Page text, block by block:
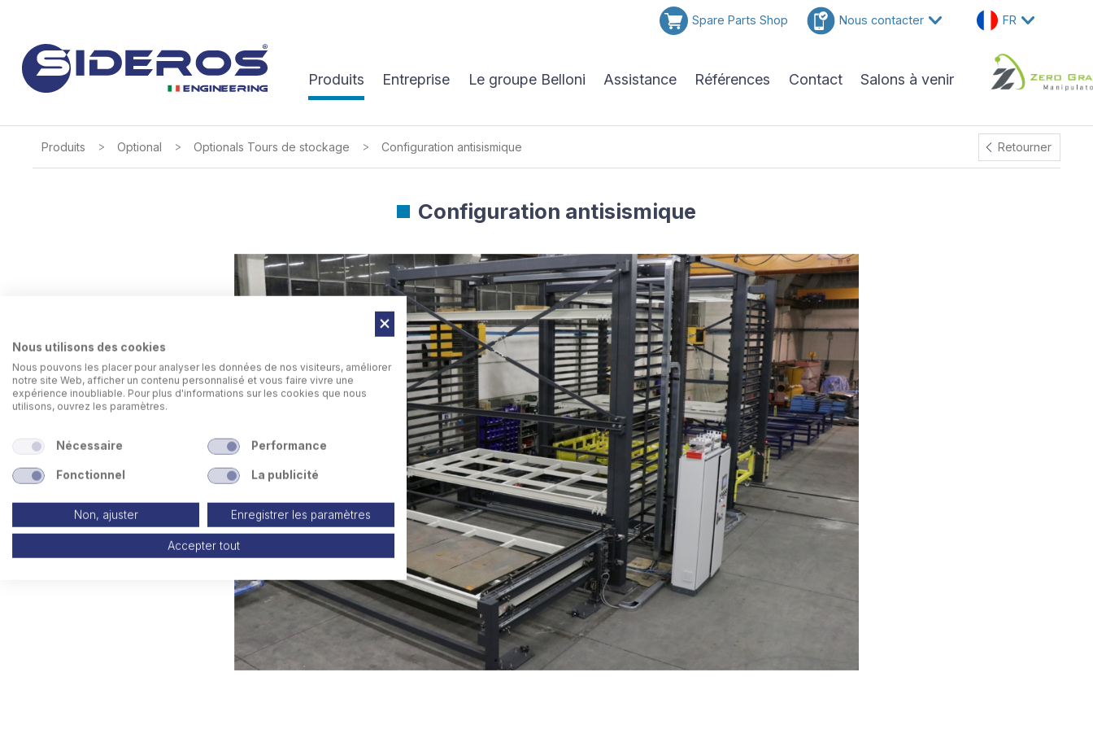
Produits Entreprise Le groupe Belloni Assistance Références Contact Salons à venir
Spare Parts Shop Nous contacter FR
Produits > Optional > Optionals Tours de stockage > Configuration antisismique Retourner
Configuration antisismique
Nous utilisons des cookies
Nous pouvons les placer pour analyser les données de nos visiteurs, améliorer
notre site Web, afficher un contenu personnalisé et vous faire vivre une
expérience inoubliable. Pour plus d'informations sur les cookies que nous
utilisons, ouvrez les paramètres.
Nécessaire Performance
Fonctionnel La publicité
Non, ajuster Enregistrer les paramètres
Accepter tout